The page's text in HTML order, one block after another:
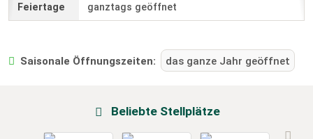
ganztags geöffnet
Saisonale Öffnungszeiten: das ganze Jahr geöffnet
Beliebte Stellplätze